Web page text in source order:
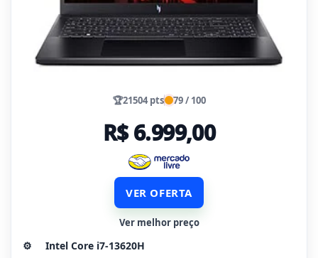
🏆21504 pts 79 / 100
R$ 6.999,00
VER OFERTA
Ver melhor preço
⚙️
Intel Core i7-13620H